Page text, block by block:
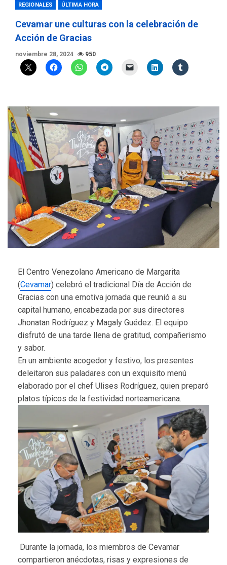
REGIONALES ÚLTIMA HORA
Cevamar une culturas con la celebración de
Acción de Gracias
noviembre 28, 2024 950
El Centro Venezolano Americano de Margarita
(Cevamar) celebró el tradicional Día de Acción de
Gracias con una emotiva jornada que reunió a su
capital humano, encabezada por sus directores
Jhonatan Rodríguez y Magaly Guédez. El equipo
disfrutó de una tarde llena de gratitud, compañerismo
y sabor.
En un ambiente acogedor y festivo, los presentes
deleitaron sus paladares con un exquisito menú
elaborado por el chef Ulises Rodríguez, quien preparó
platos típicos de la festividad norteamericana.
Durante la jornada, los miembros de Cevamar
compartieron anécdotas, risas y expresiones de